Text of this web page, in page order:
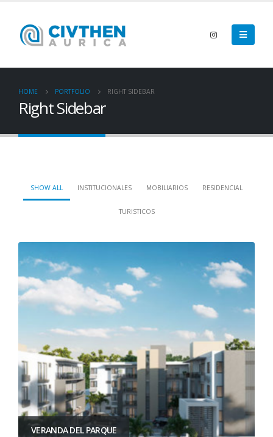
HOME PORTFOLIO RIGHT SIDEBAR
Right Sidebar
SHOW ALL INSTITUCIONALES MOBILIARIOS RESIDENCIAL
TURISTICOS
VERANDA DEL PARQUE